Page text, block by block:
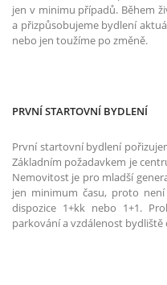
jen v minimu případů. Během
a přizpůsobujeme bydlení
nebo jen toužíme po změně.
PRVNÍ STARTOVNÍ BYDLENÍ
První startovní bydlení
Základním požadavkem je
Nemovitost je pro mladší
jen minimum času, proto
dispozice 1+kk nebo 1+1.
parkování a vzdálenost bydliště